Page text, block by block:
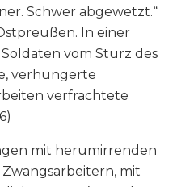
Schwer abgewetzt.“
In einer
vom Sturz des
verhungerte
verfrachtete
mit herumirrenden
mit